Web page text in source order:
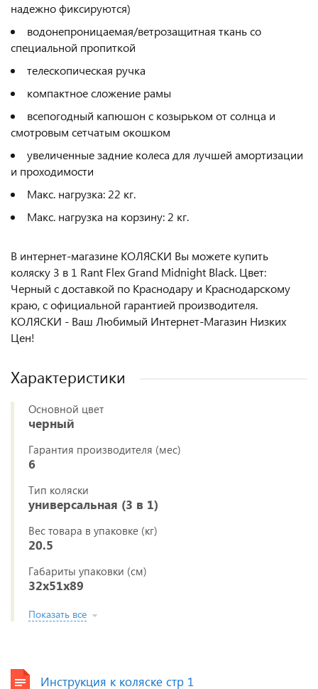
надежно фиксируются)
водонепроницаемая/ветрозащитная ткань со
специальной пропиткой
телескопическая ручка
компактное сложение рамы
всепогодный капюшон с козырьком от солнца и
смотровым сетчатым окошком
увеличенные задние колеса для лучшей амортизации
и проходимости
Макс. нагрузка: 22 кг.
Макс. нагрузка на корзину: 2 кг.
В интернет-магазине КОЛЯСКИ Вы можете купить
коляску 3 в 1 Rant Flex Grand Midnight Black. Цвет:
Черный с доставкой по Краснодару и Краснодарскому
краю, с официальной гарантией производителя.
КОЛЯСКИ - Ваш Любимый Интернет-Магазин Низких
Цен!
Характеристики
Основной цвет
черный
Гарантия производителя (мес)
6
Тип коляски
универсальная (3 в 1)
Вес товара в упаковке (кг)
20.5
Габариты упаковки (см)
32x51x89
Показать все
Инструкция к коляске стр 1